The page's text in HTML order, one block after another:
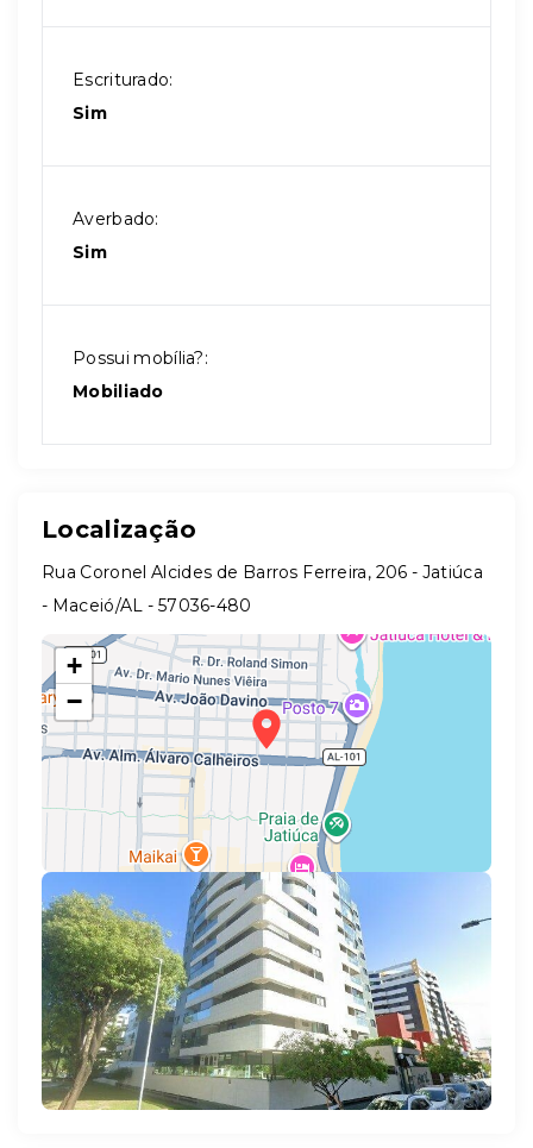
Escriturado:
Sim
Averbado:
Sim
Possui mobília?:
Mobiliado
Localização
Rua Coronel Alcides de Barros Ferreira, 206 - Jatiúca
- Maceió/AL - 57036-480
+
−